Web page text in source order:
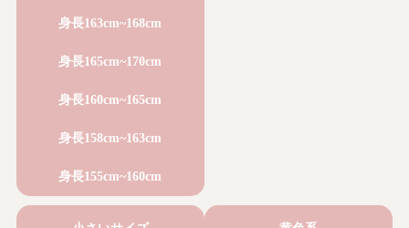
身長163cm~168cm
身長165cm~170cm
身長160cm~165cm
身長158cm~163cm
身長155cm~160cm